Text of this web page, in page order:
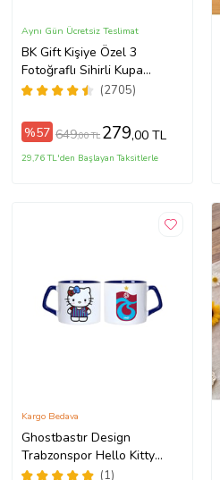
BK Gift Kişiye Özel 3
Fotoğraflı Sihirli Kupa
Bardak, Arkadaşa Hediye,
(2705)
Aynı Gün Ücretsiz Teslimat
%57 649,00 TL 279,00 TL
29,76 TL'den Başlayan Taksitlerle
Ghostbastır Design
Trabzonspor Hello Kitty
Kupa Bardak Tek Adet 089
(1)
Kargo Bedava